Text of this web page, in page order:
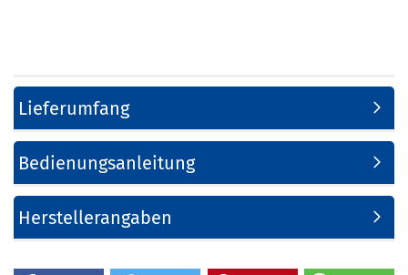
Lieferumfang
Bedienungsanleitung
Herstellerangaben